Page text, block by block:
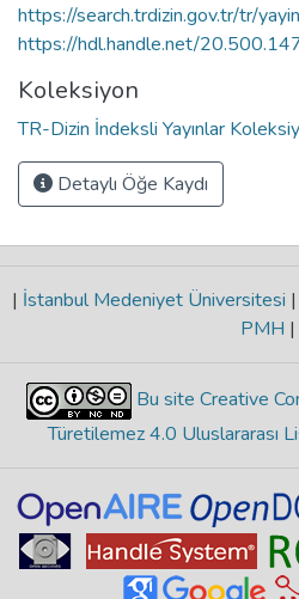
https://search.trdizin.gov.tr/tr/
https://hdl.handle.net/
Koleksiyon
TR-Dizin İndeksli Yayınlar
Detaylı Öğe Kaydı
| İstanbul Medeniyet Üniversitesi |
PMH |
Bu site Creative
Türetilemez 4.0 Uluslararası